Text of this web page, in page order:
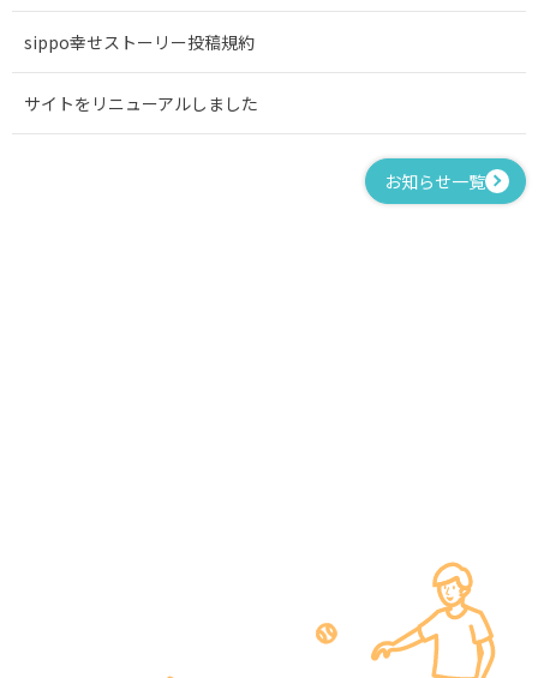
sippo幸せストーリー投稿規約
サイトをリニューアルしました
お知らせ一覧